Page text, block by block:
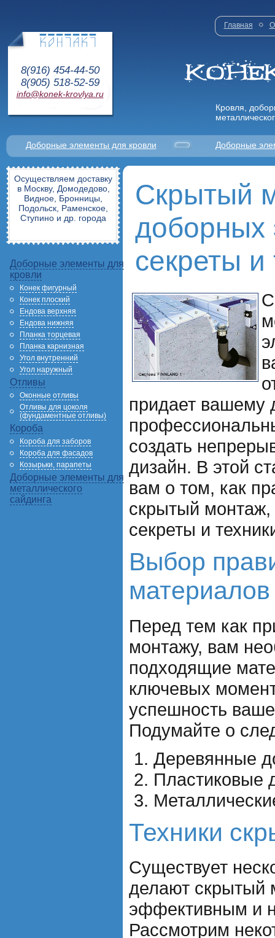
8(916) 454-44-50
8(905) 518-52-59
info@konek-krovlya.ru
Главная О
Кровля,
Доборные элементы для кровли Доборные
Осуществляем доставку
в Москву, Домодедово,
Видное, Бронницы,
Подольск, Раменское,
Ступино и др. города
Доборные элементы для
кровли
Конек фигурный
Конек плоский
Ендова верхняя
Ендова нижняя
Планка торцевая
Планка карнизная
Угол внутренний
Угол наружный
Отливы
Оконные отливы
Отливы для цоколя
(фундаментные отливы)
Короба
Короба для заборов
Короба для фасадов
Козырьки, парапеты
Доборные элементы для
металлического
сайдинга
Скрытый
доборных
секреты и
придает вашему
создать
дизайн. В этой
вам о том, как
скрытый монтаж,
секреты и
Выбор
материалов
Перед тем как
монтажу, вам
подходящие
ключевых
успешность
Подумайте о
Деревянные
Пластиковые
Техники
Существует
делают скрытый
эффективным и
Рассмотрим